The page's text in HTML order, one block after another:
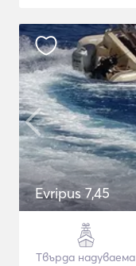
Evripus 7,45
Твърда надуваема